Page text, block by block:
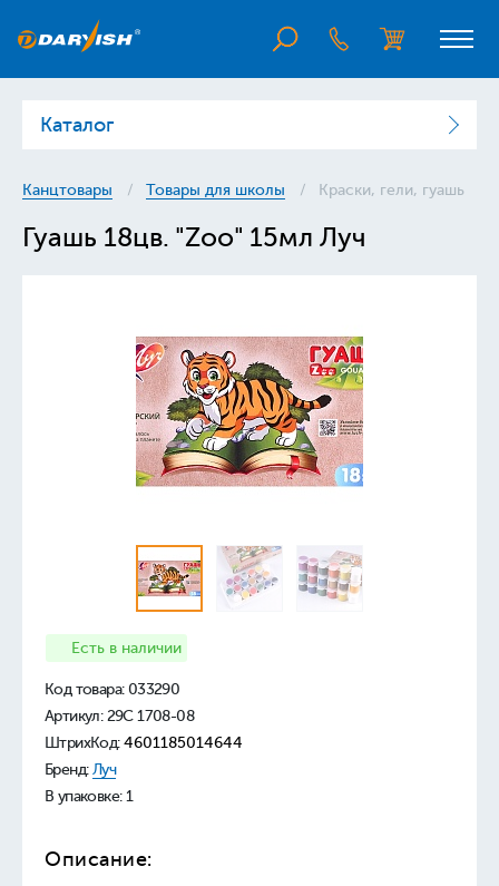
Каталог
Канцтовары Товары для школы Краски, гели, гуашь
Гуашь 18цв. "Zoo" 15мл Луч
Есть в наличии
Код товара: 033290
Артикул: 29С 1708-08
ШтрихКод: 4601185014644
Бренд: Луч
В упаковке: 1
Описание: